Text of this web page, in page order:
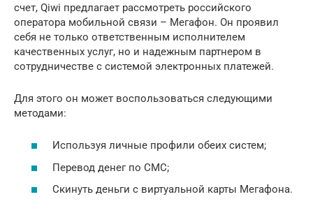
счет, Qiwi предлагает рассмотреть российского
оператора мобильной связи – Мегафон. Он проявил
себя не только ответственным исполнителем
качественных услуг, но и надежным партнером в
сотрудничестве с системой электронных платежей.
Для этого он может воспользоваться следующими
методами:
Используя личные профили обеих систем;
Перевод денег по СМС;
Скинуть деньги с виртуальной карты Мегафона.